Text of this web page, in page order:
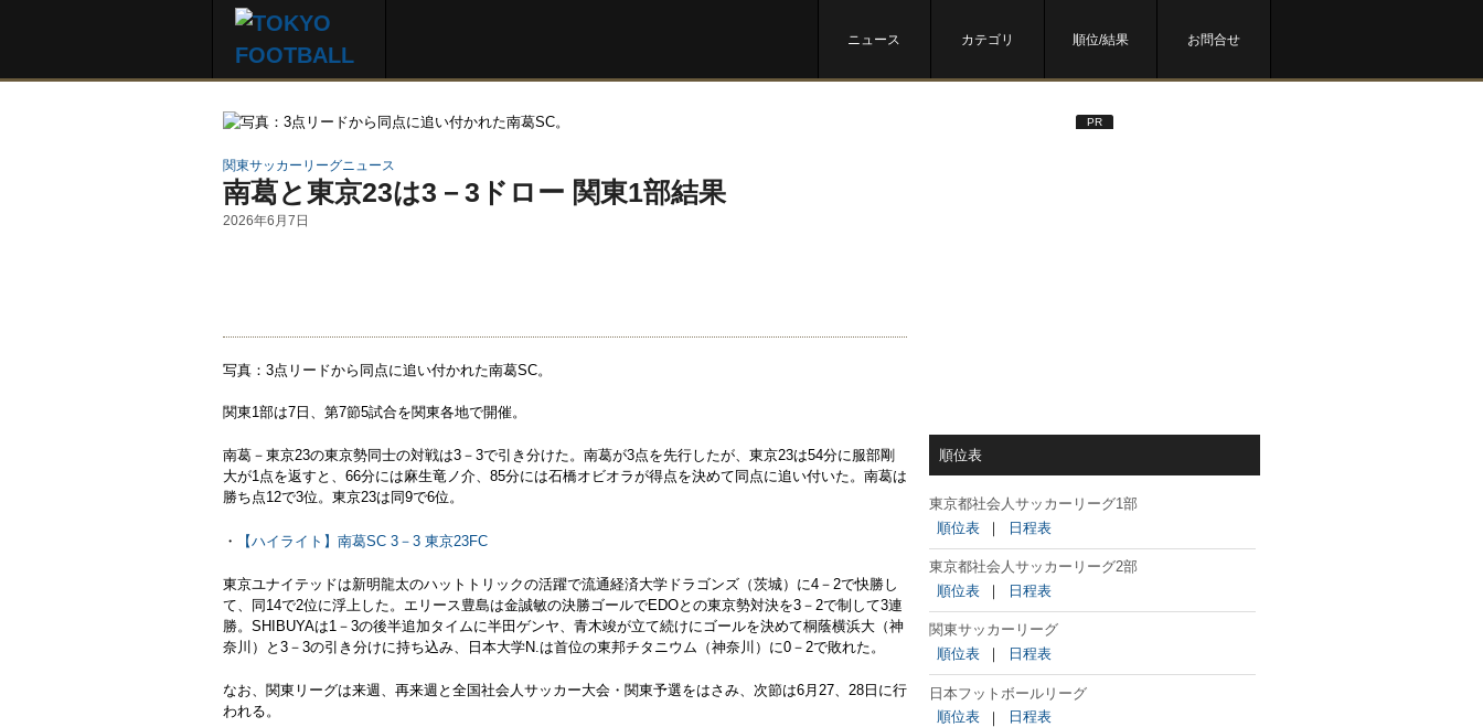
ニュース カテゴリ 順位/結果 お問合せ
関東サッカーリーグニュース
南葛と東京23は3－3ドロー 関東1部結果
2026年6月7日
写真：3点リードから同点に追い付かれた南葛SC。
関東1部は7日、第7節5試合を関東各地で開催。
南葛－東京23の東京勢同士の対戦は3－3で引き分けた。南葛が3点を先行したが、東京23は54分に服部剛
大が1点を返すと、66分には麻生竜ノ介、85分には石橋オビオラが得点を決めて同点に追い付いた。南葛は
勝ち点12で3位。東京23は同9で6位。
・ 【ハイライト】南葛SC 3－3 東京23FC
東京ユナイテッドは新明龍太のハットトリックの活躍で流通経済大学ドラゴンズ（茨城）に4－2で快勝し
て、同14で2位に浮上した。エリース豊島は金誠敏の決勝ゴールでEDOとの東京勢対決を3－2で制して3連
勝。SHIBUYAは1－3の後半追加タイムに半田ゲンヤ、青木竣が立て続けにゴールを決めて桐蔭横浜大（神
奈川）と3－3の引き分けに持ち込み、日本大学N.は首位の東邦チタニウム（神奈川）に0－2で敗れた。
なお、関東リーグは来週、再来週と全国社会人サッカー大会・関東予選をはさみ、次節は6月27、28日に行
われる。
PR
順位表
東京都社会人サッカーリーグ1部
順位表
｜ 日程表
東京都社会人サッカーリーグ2部
順位表
｜ 日程表
関東サッカーリーグ
順位表
｜ 日程表
日本フットボールリーグ
順位表
｜ 日程表